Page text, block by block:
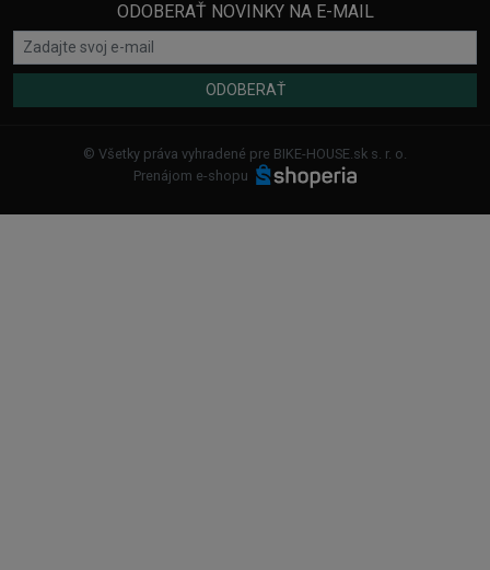
ODOBERAŤ NOVINKY NA E-MAIL
ODOBERAŤ
© Všetky práva vyhradené pre BIKE-HOUSE.sk s. r. o.
Prenájom e-shopu